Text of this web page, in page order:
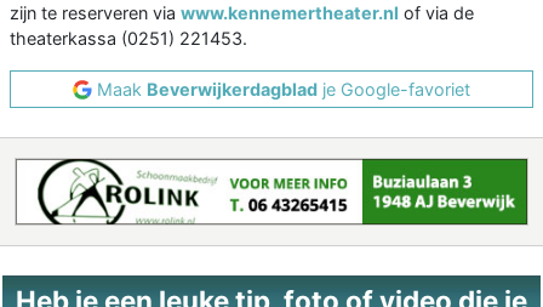
zijn te reserveren via www.kennemertheater.nl of via de
theaterkassa (0251) 221453.
Maak Beverwijkerdagblad je Google-favoriet